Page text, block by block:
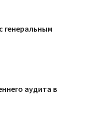
генеральным
аудита в